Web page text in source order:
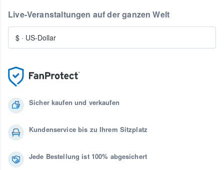
Sicher kaufen und verkaufen
Kundenservice bis zu Ihrem Sitzplatz
Jede Bestellung ist 100% abgesichert
Live-Veranstaltungen auf der ganzen Welt
$ · US-Dollar